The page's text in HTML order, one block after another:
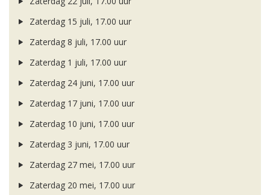
Zaterdag 15 juli, 17.00 uur
Zaterdag 8 juli, 17.00 uur
Zaterdag 1 juli, 17.00 uur
Zaterdag 24 juni, 17.00 uur
Zaterdag 17 juni, 17.00 uur
Zaterdag 10 juni, 17.00 uur
Zaterdag 3 juni, 17.00 uur
Zaterdag 27 mei, 17.00 uur
Zaterdag 20 mei, 17.00 uur